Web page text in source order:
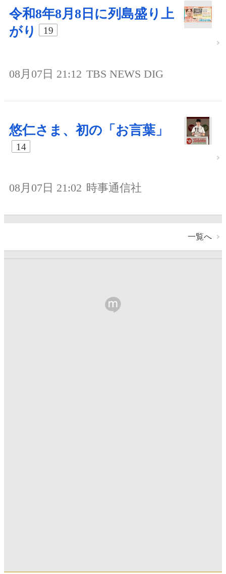
令和8年8月8日に列島盛り上
がり
19
08月07日 21:12 TBS NEWS DIG
悠仁さま、初の「お言葉」
14
08月07日 21:02 時事通信社
一覧へ